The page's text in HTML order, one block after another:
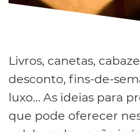
Livros, canetas,
desconto, fins-de-
luxo… As ideias para
que pode oferecer